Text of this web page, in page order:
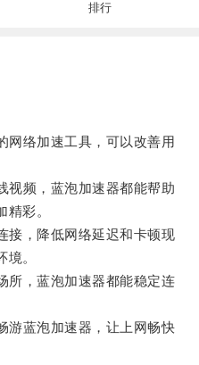
排行
络加速工具，可以改善用
频，蓝泡加速器都能帮助
彩。
，降低网络延迟和卡顿现
。
，蓝泡加速器都能稳定连
蓝泡加速器，让上网畅快